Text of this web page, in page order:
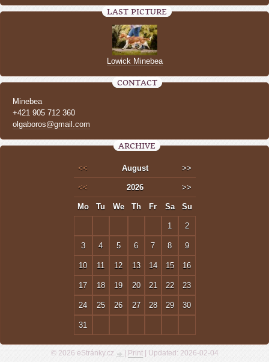
LAST PICTURE
Lowick Minebea
CONTACT
Minebea
+421 905 712 360
olgaboros@gmail.com
ARCHIVE
<< August >>
<< 2026 >>
Mo Tu We Th Fr Sa Su
1 2
3 4 5 6 7 8 9
10 11 12 13 14 15 16
17 18 19 20 21 22 23
24 25 26 27 28 29 30
31
© 2026 eStránky.cz Print| Updated: 2026-02-04